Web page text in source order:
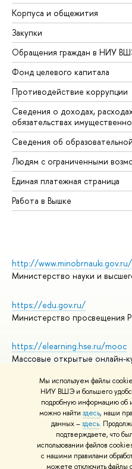
Мы используем файлы
НИУ ВШЭ и большего
подробную информацию об
можно найти здесь, наши
данных –здесь.
подтверждаете, что
использовании файлов
с нашими правилами
можете отключить файлы
Корпуса и общежития
Закупки
Обращения граждан в НИУ
Фонд целевого капитала
Противодействие коррупции
Сведения о доходах,
обязательствах
Сведения об
Людям с ограниченными
Единая платежная страница
Работа в Вышке
http://www.minobrnauki.gov.ru/
Министерство науки и
https://edu.gov.ru/
Министерство просвещения
https://elearning.hse.ru/mooc
Массовые открытые онлайн-
© НИУ ВШЭ 1993–2026
Адреса
Условия использования
Политика конфиденциальности
Правила применения
Карта сайта